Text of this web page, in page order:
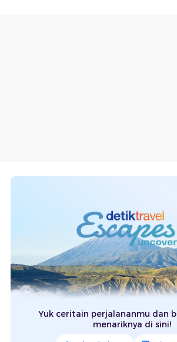
Yuk ceritain perjalananmu dan
menariknya di sini!